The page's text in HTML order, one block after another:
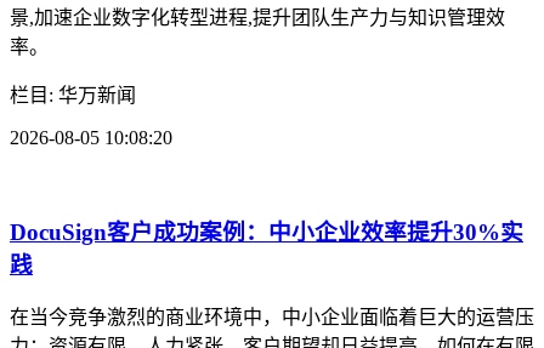
景,加速企业数字化转型进程,提升团队生产力与知识管理效
率。
栏目: 华万新闻
2026-08-05 10:08:20